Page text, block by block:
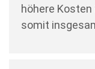
höhere
somit